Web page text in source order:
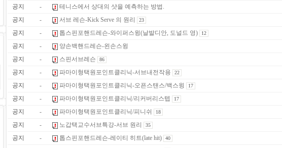
공지 - 테니스에서 상대의 샷을 예측하는 방법.
공지 - 서브 레슨-Kick Serve 의 원리 23
공지 - 톱스핀포핸드레슨-와이퍼스윙(날발디안, 도널드 영) 12
공지 - 양손백핸드레슨-왼손스윙
공지 - 스핀서브레슨 86
공지 - 파마이형택원포인트클리닉-서브내전작용 22
공지 - 파마이형택원포인트클리닉-오픈스탠스/백스윙 17
공지 - 파마이형택원포인트클리닉/리커버리스텝 17
공지 - 파마이형택원포인트클리닉/피니쉬 18
공지 - 노갑택교수서브특강-서브 원리 35
공지 - 톱스핀포핸드레슨-레이티 히트(late hit) 40